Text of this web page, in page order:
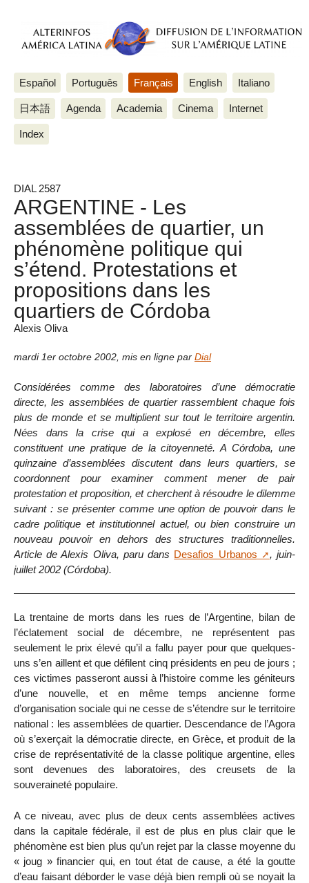
Español Português Français English Italiano
日本語 Agenda Academia Cinema Internet
Index
DIAL 2587
ARGENTINE - Les
assemblées de quartier, un
phénomène politique qui
s’étend. Protestations et
propositions dans les
quartiers de Córdoba
Alexis Oliva
mardi 1er octobre 2002 mis en ligne par Dial
Considérées comme des laboratoires d’une démocratie
directe, les assemblées de quartier rassemblent chaque fois
plus de monde et se multiplient sur tout le territoire argentin.
Nées dans la crise qui a explosé en décembre, elles
constituent une pratique de la citoyenneté. A Córdoba, une
quinzaine d’assemblées discutent dans leurs quartiers, se
coordonnent pour examiner comment mener de pair
protestation et proposition, et cherchent à résoudre le dilemme
suivant : se présenter comme une option de pouvoir dans le
cadre politique et institutionnel actuel, ou bien construire un
nouveau pouvoir en dehors des structures traditionnelles.
Article de Alexis Oliva, paru dans Desafios Urbanos
, juin-
juillet 2002 (Córdoba).
La trentaine de morts dans les rues de l’Argentine, bilan de
l’éclatement social de décembre, ne représentent pas
seulement le prix élevé qu’il a fallu payer pour que quelques-
uns s’en aillent et que défilent cinq présidents en peu de jours ;
ces victimes passeront aussi à l’histoire comme les géniteurs
d’une nouvelle, et en même temps ancienne forme
d’organisation sociale qui ne cesse de s’étendre sur le territoire
national : les assemblées de quartier. Descendance de l’Agora
où s’exerçait la démocratie directe, en Grèce, et produit de la
crise de représentativité de la classe politique argentine, elles
sont devenues des laboratoires, des creusets de la
souveraineté populaire.
A ce niveau, avec plus de deux cents assemblées actives
dans la capitale fédérale, il est de plus en plus clair que le
phénomène est bien plus qu’un rejet par la classe moyenne du
« joug » financier qui, en tout état de cause, a été la goutte
d’eau faisant déborder le vase déjà bien rempli où se noyait la